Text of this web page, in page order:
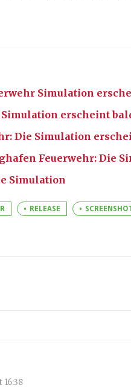
Simulation
Simulation erscheint
Die Simulation
Feuerwehr: Die
Simulation
RELEASE
16:38